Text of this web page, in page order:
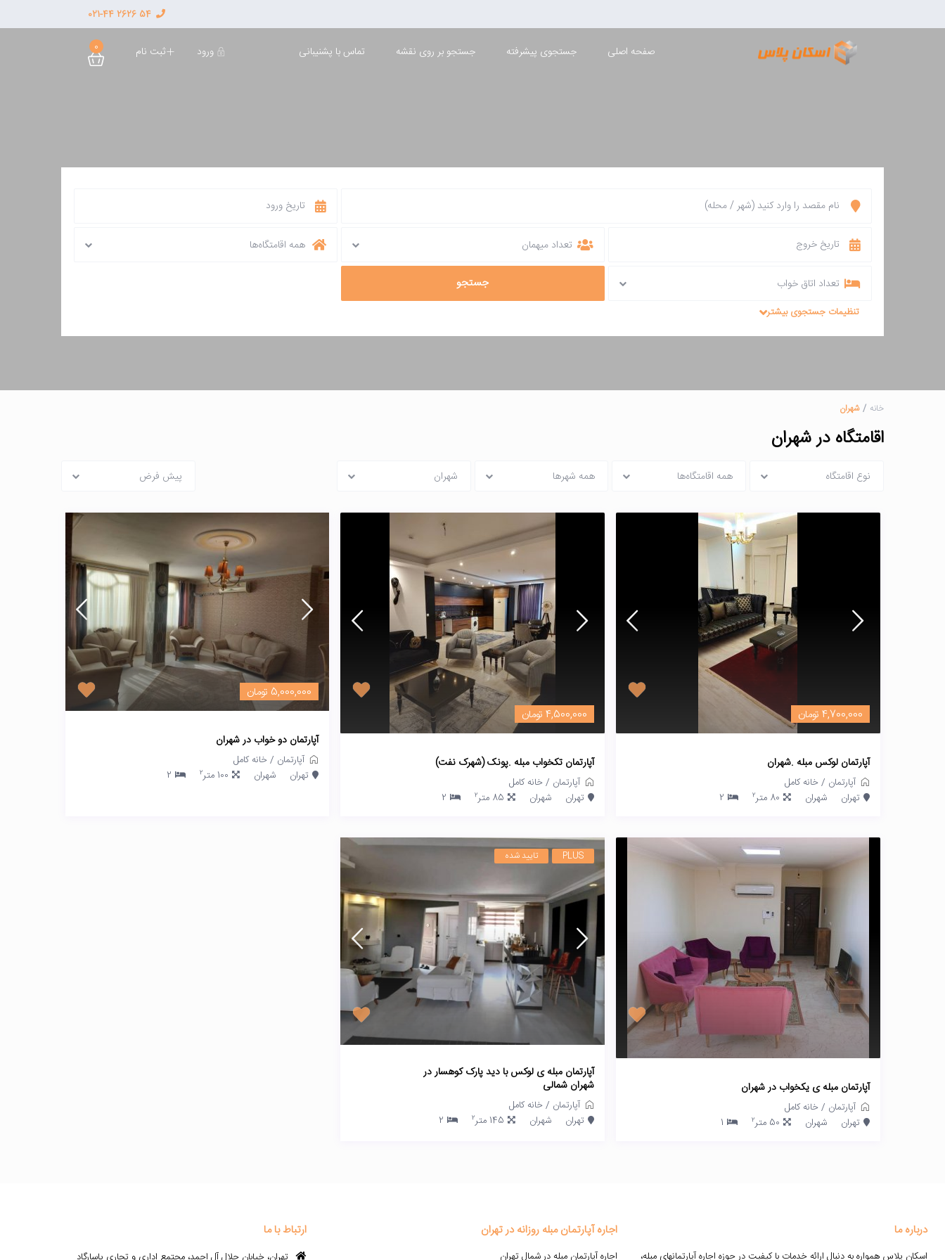
54 2626 021-44
0 ورود ثبت نام صفحه اصلی جستجوی پیشرفته جستجو بر روی نقشه تماس با پشنیبانی
تعداد میهمان همه اقامتگاه‌ها
تعداد اتاق خواب
تنظیمات جستجوی بیشتر
خانه شهران
اقامتگاه در شهران
نوع اقامتگاه همه اقامتگاه‌ها همه شهرها شهران پیش فرض
4,700,000 تومان
آپارتمان لوکس مبله .شهران
آپارتمان /خانه کامل
تهران
شهران 80 متر 2
2
4,500,000 تومان
آپارتمان تکخواب مبله .پونک (شهرک نفت)
آپارتمان /خانه کامل
تهران
شهران 85 متر 2
2
5,000,000 تومان
آپارتمان دو خواب در شهران
آپارتمان /خانه کامل
تهران
شهران 100 متر 2
2
آپارتمان مبله ی یکخواب در شهران
آپارتمان /خانه کامل
تهران
شهران 50 متر 2
1
PLUS تایید شده
آپارتمان مبله ی لوکس با دید پارک کوهسار در
شهران شمالی
آپارتمان /خانه کامل
تهران
شهران 145 متر 2
2
درباره ما
اسکان پلاس همواره به دنبال ارائه خدمات با کیفیت در حوزه اجاره آپارتمانهای مبله،
اجاره آپارتمان مبله روزانه در تهران
اجاره آپارتمان مبله در شمال تهران
ارتباط با ما